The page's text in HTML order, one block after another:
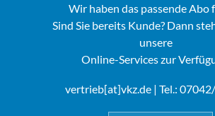
Wir haben das passende Abo
Sind Sie bereits Kunde? Dann
unsere
Online-Services zur
vertrieb[at]vkz.de| Tel.: